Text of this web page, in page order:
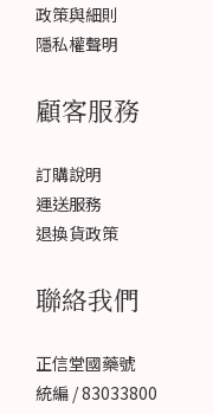
政策與細則
隱私權聲明
顧客服務
訂購說明
運送服務
退換貨政策
聯絡我們
正信堂國藥號
統編 / 83033800